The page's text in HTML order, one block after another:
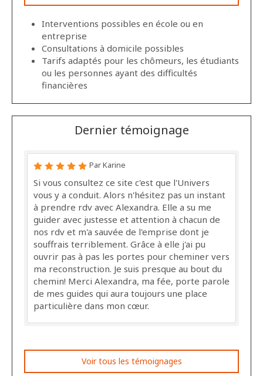
Interventions possibles en école ou en
entreprise
Consultations à domicile possibles
Tarifs adaptés pour les chômeurs, les étudiants
ou les personnes ayant des difficultés
financières
Dernier témoignage
Par Karine
Si vous consultez ce site c'est que l'Univers
vous y a conduit. Alors n'hésitez pas un instant
à prendre rdv avec Alexandra. Elle a su me
guider avec justesse et attention à chacun de
nos rdv et m'a sauvée de l'emprise dont je
souffrais terriblement. Grâce à elle j'ai pu
ouvrir pas à pas les portes pour cheminer vers
ma reconstruction. Je suis presque au bout du
chemin! Merci Alexandra, ma fée, porte parole
de mes guides qui aura toujours une place
particulière dans mon cœur.
Voir tous les témoignages